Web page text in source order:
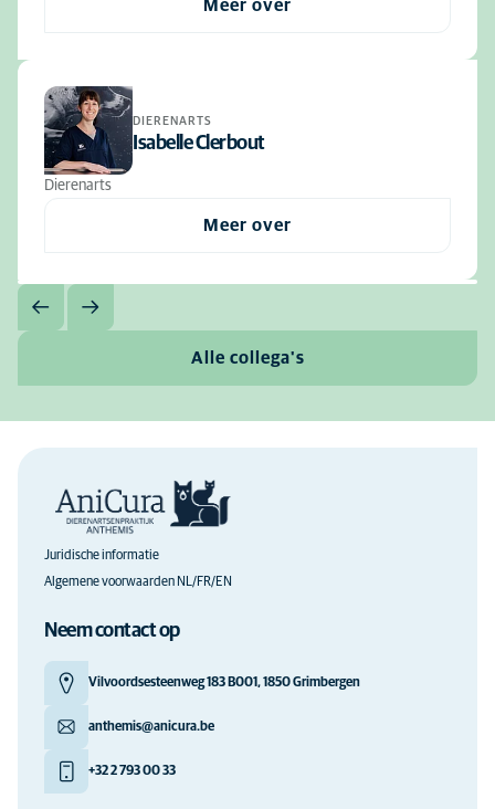
Meer over
DIERENARTS
Isabelle Clerbout
Dierenarts
Meer over
Alle collega's
Juridische informatie
Algemene voorwaarden NL/FR/EN
Neem contact op
Vilvoordsesteenweg 183 B001, 1850 Grimbergen
anthemis@anicura.be
+32 2 793 00 33